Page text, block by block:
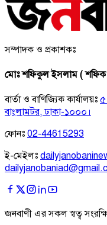
সম্পাদক ও প্রকাশকঃ
মোঃ শফিকুল ইসলাম (
বার্তা ও বাণিজ্যিক কার্যালয়ঃ
বাংলামটর, ঢাকা-১০০০।
ফোনঃ 02-44615293
ই-মেইলঃ
জনবাণী এর সকল স্বত্ব